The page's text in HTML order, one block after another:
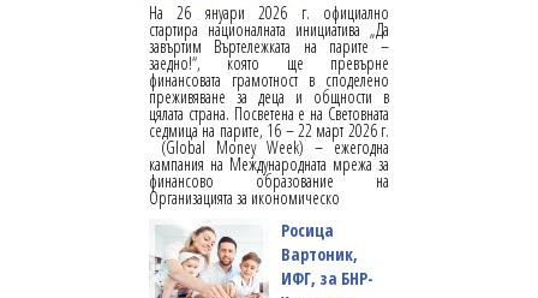
На 26 януари 2026 г. официално
стартира националната инициатива „Да
завъртим Въртележката на парите –
заедно!“, която ще превърне
финансовата грамотност в споделено
преживяване за деца и общности в
цялата страна. Посветена е на Световната
седмица на парите, 16 – 22 март 2026 г.
(Global Money Week) – ежегодна
кампания на Международната мрежа за
финансово образование на
Организацията за икономическо
Росица
Вартоник,
ИФГ, за БНР-